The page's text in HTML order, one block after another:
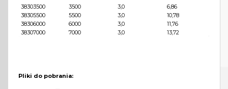
38303500 3500 3,0
6,86
38305500
5500 3,0
10,78
38306000
6000 3,0
11,76
38307000
7000 3,0 13,72
Pliki do pobrania: